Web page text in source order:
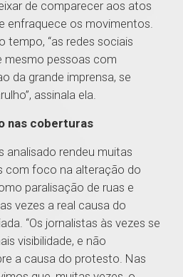
de comparecer aos atos
enfraquece os movimentos.
tempo, “as redes sociais
mesmo pessoas com
da grande imprensa, se
assinala ela.
nas coberturas
analisado rendeu muitas
com foco na alteração do
paralisação de ruas e
vezes a real causa do
“Os jornalistas às vezes se
visibilidade, e não
a causa do protesto. Nas